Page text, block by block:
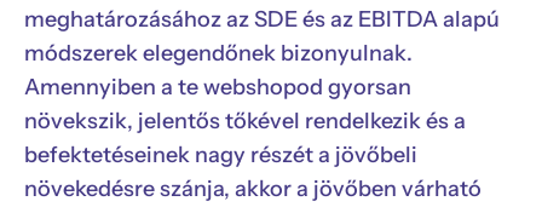
meghatározásához az SDE és az EBITDA alapú
módszerek elegendőnek bizonyulnak.
Amennyiben a te webshopod gyorsan
növekszik, jelentős tőkével rendelkezik és a
befektetéseinek nagy részét a jövőbeli
növekedésre szánja, akkor a jövőben várható